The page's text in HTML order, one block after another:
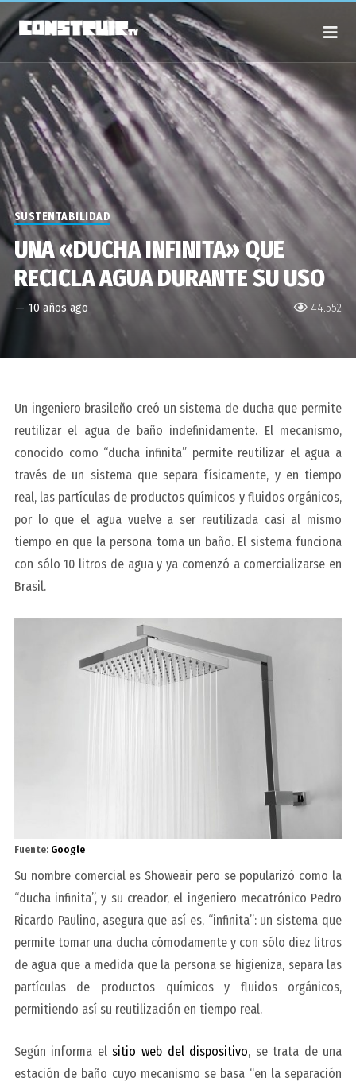
44.552
SUSTENTABILIDAD
UNA «DUCHA INFINITA» QUE
RECICLA AGUA DURANTE SU USO
— 10 años ago
Un ingeniero brasileño creó un sistema de ducha que permite
reutilizar el agua de baño indefinidamente. El mecanismo,
conocido como “ducha infinita” permite reutilizar el agua a
través de un sistema que separa físicamente, y en tiempo
real, las partículas de productos químicos y fluidos orgánicos,
por lo que el agua vuelve a ser reutilizada casi al mismo
tiempo en que la persona toma un baño. El sistema funciona
con sólo 10 litros de agua y ya comenzó a comercializarse en
Brasil.
Fuente: Google
Su nombre comercial es Showeair pero se popularizó como la
“ducha infinita”, y su creador, el ingeniero mecatrónico Pedro
Ricardo Paulino, asegura que así es, “infinita”: un sistema que
permite tomar una ducha cómodamente y con sólo diez litros
de agua que a medida que la persona se higieniza, separa las
partículas de productos químicos y fluidos orgánicos,
permitiendo así su reutilización en tiempo real.
Según informa elsitio web del dispositivo, se trata de una
estación de baño cuyo mecanismo se basa “en la separación